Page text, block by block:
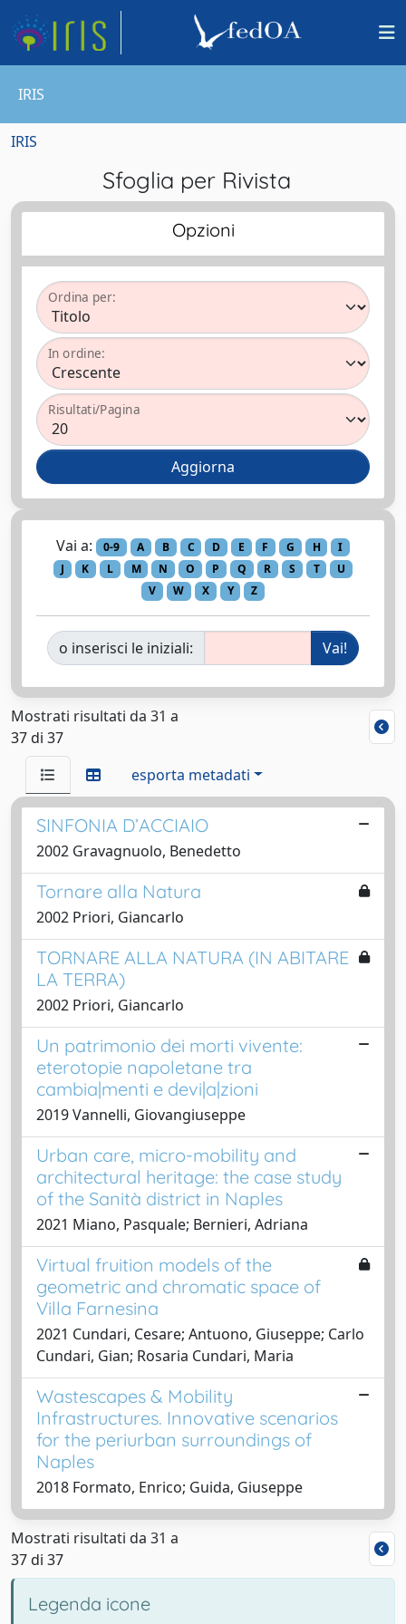
IRIS
IRIS
Sfoglia per Rivista
Opzioni
Ordina per:
In ordine:
Risultati/Pagina
Vai a: 0-9 A B C D E F G H
I
J
K L M N O P Q R S T
U
V
W X Y Z
o inserisci le iniziali:
Mostrati risultati da 31 a
37 di 37
esporta metadati
SINFONIA D’ACCIAIO
2002 Gravagnuolo, Benedetto
Tornare alla Natura
2002 Priori, Giancarlo
TORNARE ALLA NATURA (IN ABITARE
LA TERRA)
2002 Priori, Giancarlo
Un patrimonio dei morti vivente:
eterotopie napoletane tra
cambia|menti e devi|a|zioni
2019 Vannelli, Giovangiuseppe
Urban care, micro-mobility and
architectural heritage: the case study
of the Sanità district in Naples
2021 Miano, Pasquale; Bernieri, Adriana
Virtual fruition models of the
geometric and chromatic space of
Villa Farnesina
2021 Cundari, Cesare; Antuono, Giuseppe; Carlo
Cundari, Gian; Rosaria Cundari, Maria
Wastescapes & Mobility
Infrastructures. Innovative scenarios
for the periurban surroundings of
Naples
2018 Formato, Enrico; Guida, Giuseppe
Mostrati risultati da 31 a
37 di 37
Legenda icone